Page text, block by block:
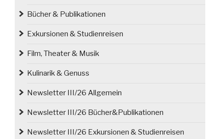
Bücher & Publikationen
Exkursionen & Studienreisen
Film, Theater & Musik
Kulinarik & Genuss
Newsletter III/26 Allgemein
Newsletter III/26 Bücher&Publikationen
Newsletter III/26 Exkursionen & Studienreisen